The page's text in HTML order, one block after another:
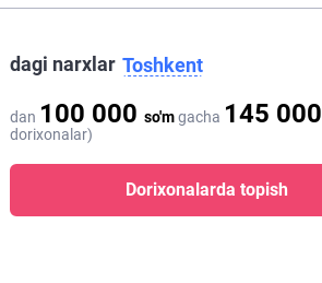
dagi narxlar Toshkent
dan 100 000 so'mgacha 145 000
dorixonalar)
Dorixonalarda topish